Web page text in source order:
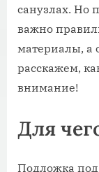
санузлах. Но
важно
материалы, а
расскажем,
внимание!
Для
Подложка